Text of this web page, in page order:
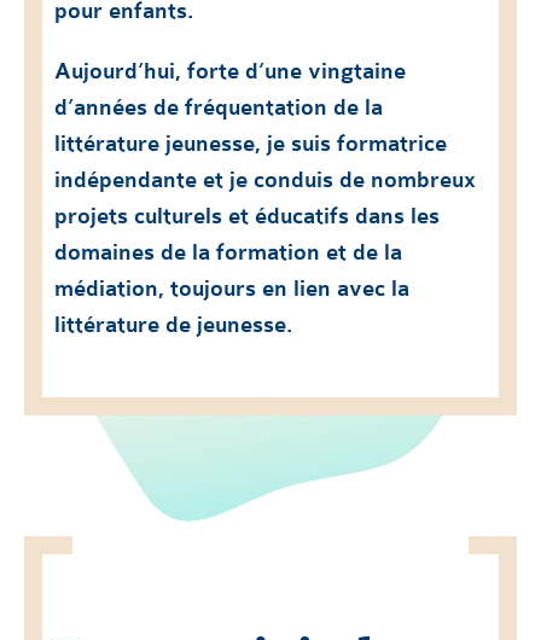
pour enfants.
Aujourd’hui, forte d’une vingtaine
d’années de fréquentation de la
littérature jeunesse, je suis formatrice
indépendante et je conduis de nombreux
projets culturels et éducatifs dans les
domaines de la formation et de la
médiation, toujours en lien avec la
littérature de jeunesse.